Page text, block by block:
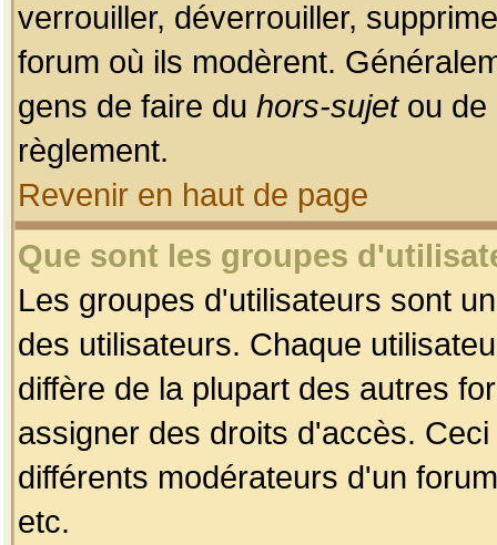
verrouiller, déverrouiller,
forum où ils modèrent.
gens de faire du hors-sujetou de
règlement.
Revenir en haut de page
Que sont les groupes
Les groupes d'utilisateurs sont
des utilisateurs. Chaque
diffère de la plupart des autres
assigner des droits d'accès.
différents modérateurs d'un
etc.